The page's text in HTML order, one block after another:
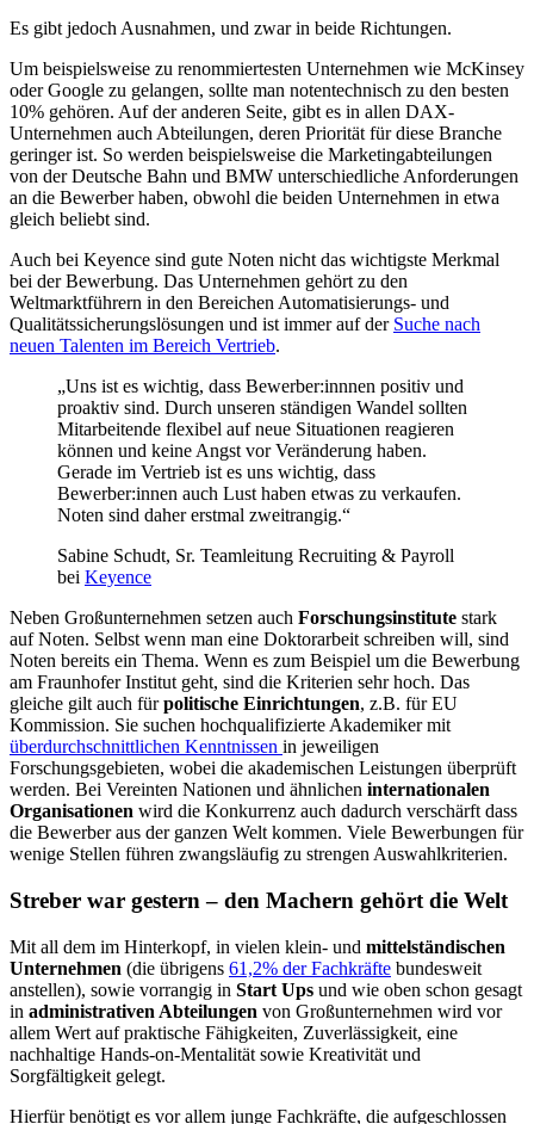
Es gibt jedoch Ausnahmen, und zwar in beide Richtungen.
Um beispielsweise zu renommiertesten Unternehmen wie McKinsey
oder Google zu gelangen, sollte man notentechnisch zu den besten
10% gehören. Auf der anderen Seite, gibt es in allen DAX-
Unternehmen auch Abteilungen, deren Priorität für diese Branche
geringer ist. So werden beispielsweise die Marketingabteilungen
von der Deutsche Bahn und BMW unterschiedliche Anforderungen
an die Bewerber haben, obwohl die beiden Unternehmen in etwa
gleich beliebt sind.
Auch bei Keyence sind gute Noten nicht das wichtigste Merkmal
bei der Bewerbung. Das Unternehmen gehört zu den
Weltmarktführern in den Bereichen Automatisierungs- und
Qualitätssicherungslösungen und ist immer auf der Suche nach
neuen Talenten im Bereich Vertrieb.
„Uns ist es wichtig, dass Bewerber:innnen positiv und
proaktiv sind. Durch unseren ständigen Wandel sollten
Mitarbeitende flexibel auf neue Situationen reagieren
können und keine Angst vor Veränderung haben.
Gerade im Vertrieb ist es uns wichtig, dass
Bewerber:innen auch Lust haben etwas zu verkaufen.
Noten sind daher erstmal zweitrangig.“
Sabine Schudt, Sr. Teamleitung Recruiting & Payroll
bei Keyence
Neben Großunternehmen setzen auch Forschungsinstitute stark
auf Noten. Selbst wenn man eine Doktorarbeit schreiben will, sind
Noten bereits ein Thema. Wenn es zum Beispiel um die Bewerbung
am Fraunhofer Institut geht, sind die Kriterien sehr hoch. Das
gleiche gilt auch fürpolitische Einrichtungen, z.B. für EU
Kommission. Sie suchen hochqualifizierte Akademiker mit
überdurchschnittlichen Kenntnissen in jeweiligen
Forschungsgebieten, wobei die akademischen Leistungen überprüft
werden. Bei Vereinten Nationen und ähnlichen internationalen
Organisationen wird die Konkurrenz auch dadurch verschärft dass
die Bewerber aus der ganzen Welt kommen. Viele Bewerbungen für
wenige Stellen führen zwangsläufig zu strengen Auswahlkriterien.
Streber war gestern – den Machern gehört die Welt
Mit all dem im Hinterkopf, in vielen klein- und mittelständischen
Unternehmen (die übrigens 61,2% der Fachkräfte bundesweit
anstellen), sowie vorrangig in Start Ups und wie oben schon gesagt
in administrativen Abteilungen von Großunternehmen wird vor
allem Wert auf praktische Fähigkeiten, Zuverlässigkeit, eine
nachhaltige Hands-on-Mentalität sowie Kreativität und
Sorgfältigkeit gelegt.
Hierfür benötigt es vor allem junge Fachkräfte, die aufgeschlossen